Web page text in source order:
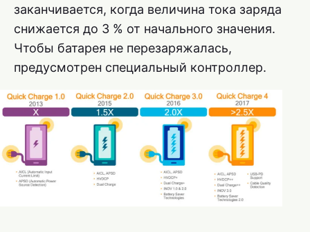
заканчивается, когда величина тока заряда
снижается до 3 % от начального значения.
Чтобы батарея не перезаряжалась,
предусмотрен специальный контроллер.